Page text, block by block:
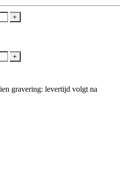
+
+
gravering: levertijd volgt na